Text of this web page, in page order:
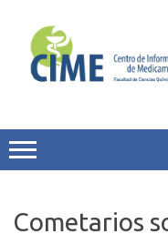
content
Cometarios